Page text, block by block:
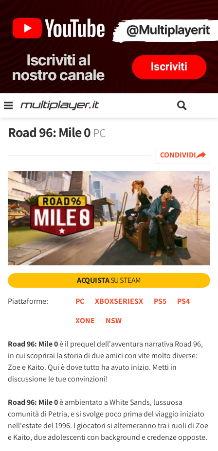
Road 96: Mile 0 PC
CONDIVIDI
ACQUISTASU STEAM
Piattaforme: PC XBOXSERIESX PS5
PS4
XONE
NSW
Road 96: Mile 0è il prequel dell'avventura narrativa Road 96,
in cui scoprirai la storia di due amici con vite molto diverse:
Zoe e Kaito. Qui è dove tutto ha avuto inizio. Metti in
discussione le tue convinzioni!
Road 96: Mile 0è ambientato a White Sands, lussuosa
comunità di Petria, e si svolge poco prima del viaggio iniziato
nell'estate del 1996. I giocatori si alterneranno tra i ruoli di Zoe
e Kaito, due adolescenti con background e credenze opposte.